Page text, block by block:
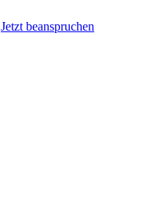
Jetzt beanspruchen